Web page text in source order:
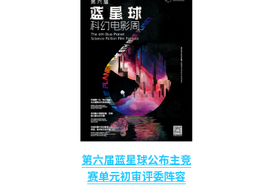
第六届蓝星球公布主竞
赛单元初审评委阵容